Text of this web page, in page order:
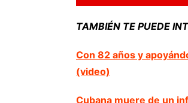
TAMBIÉN TE PUEDE
Con 82 años y
(video)
Cubana muere de un